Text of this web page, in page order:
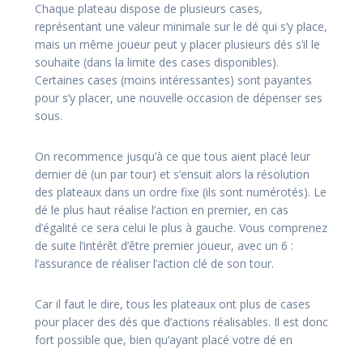
Chaque plateau dispose de plusieurs cases,
représentant une valeur minimale sur le dé qui s’y place,
mais un même joueur peut y placer plusieurs dés s’il le
souhaite (dans la limite des cases disponibles).
Certaines cases (moins intéressantes) sont payantes
pour s’y placer, une nouvelle occasion de dépenser ses
sous.
On recommence jusqu’à ce que tous aient placé leur
dernier dé (un par tour) et s’ensuit alors la résolution
des plateaux dans un ordre fixe (ils sont numérotés). Le
dé le plus haut réalise l’action en premier, en cas
d’égalité ce sera celui le plus à gauche. Vous comprenez
de suite l’intérêt d’être premier joueur, avec un 6 :
l’assurance de réaliser l’action clé de son tour.
Car il faut le dire, tous les plateaux ont plus de cases
pour placer des dés que d’actions réalisables. Il est donc
fort possible que, bien qu’ayant placé votre dé en